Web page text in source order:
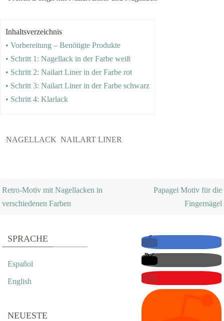
Inhaltsverzeichnis
• Vorbereitung – Benötigte Produkte
• Schritt 1: Nagellack in der Farbe weiß
• Schritt 2: Nailart Liner in der Farbe rot
• Schritt 3: Nailart Liner in der Farbe schwarz
• Schritt 4: Klarlack
NAGELLACK, NAILART LINER
Retro-Motiv mit Nagellacken in
verschiedenen Farben
Papagei Motiv für die
Fingernägel
SPRACHE
Español
English
NEUESTE